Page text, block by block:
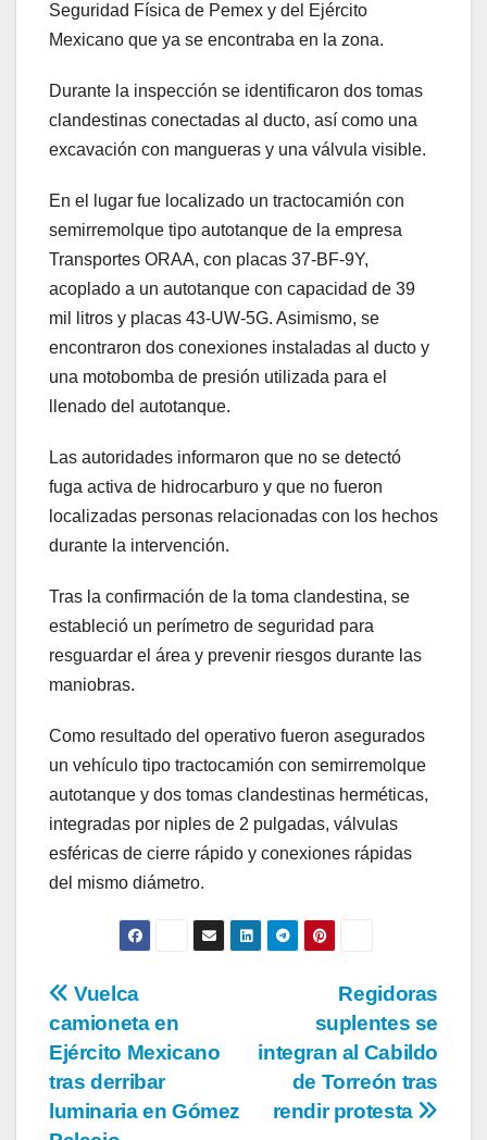
Seguridad Física de Pemex y del Ejército
Mexicano que ya se encontraba en la zona.
Durante la inspección se identificaron dos tomas
clandestinas conectadas al ducto, así como una
excavación con mangueras y una válvula visible.
En el lugar fue localizado un tractocamión con
semirremolque tipo autotanque de la empresa
Transportes ORAA, con placas 37-BF-9Y,
acoplado a un autotanque con capacidad de 39
mil litros y placas 43-UW-5G. Asimismo, se
encontraron dos conexiones instaladas al ducto y
una motobomba de presión utilizada para el
llenado del autotanque.
Las autoridades informaron que no se detectó
fuga activa de hidrocarburo y que no fueron
localizadas personas relacionadas con los hechos
durante la intervención.
Tras la confirmación de la toma clandestina, se
estableció un perímetro de seguridad para
resguardar el área y prevenir riesgos durante las
maniobras.
Como resultado del operativo fueron asegurados
un vehículo tipo tractocamión con semirremolque
autotanque y dos tomas clandestinas herméticas,
integradas por niples de 2 pulgadas, válvulas
esféricas de cierre rápido y conexiones rápidas
del mismo diámetro.
Navegación
de
entradas
Regidoras
suplentes se
integran al Cabildo
de Torreón tras
rendir protesta
Vuelca
camioneta en
Ejército Mexicano
tras derribar
luminaria en Gómez